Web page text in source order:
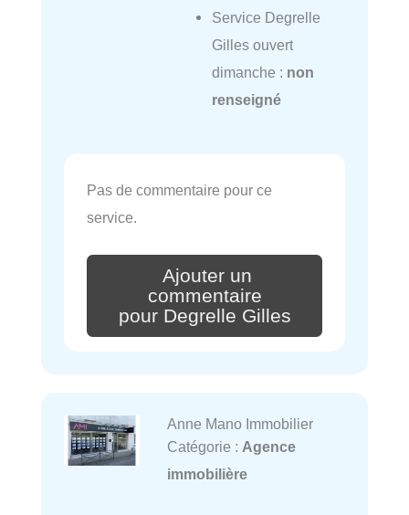
Service Degrelle
Gilles ouvert
dimanche : non
renseigné
Pas de commentaire pour ce
service.
Ajouter un
commentaire
pour Degrelle Gilles
Anne Mano Immobilier
Catégorie : Agence
immobilière